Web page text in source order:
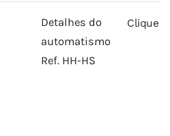
Detalhes do
automatismo
Ref. HH-HS
Clique